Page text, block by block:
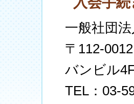
一般社団
〒112-
バンビル
TEL：03-